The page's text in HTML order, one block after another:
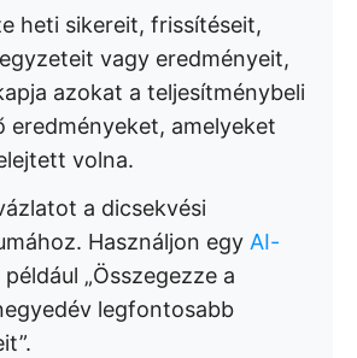
heti sikereit, frissítéseit,
vagy eredményeit,
azokat a teljesítménybeli
eredményeket, amelyeket
volna.
a dicsekvési
Használjon egy AI-
például „Összegezze a
legfontosabb